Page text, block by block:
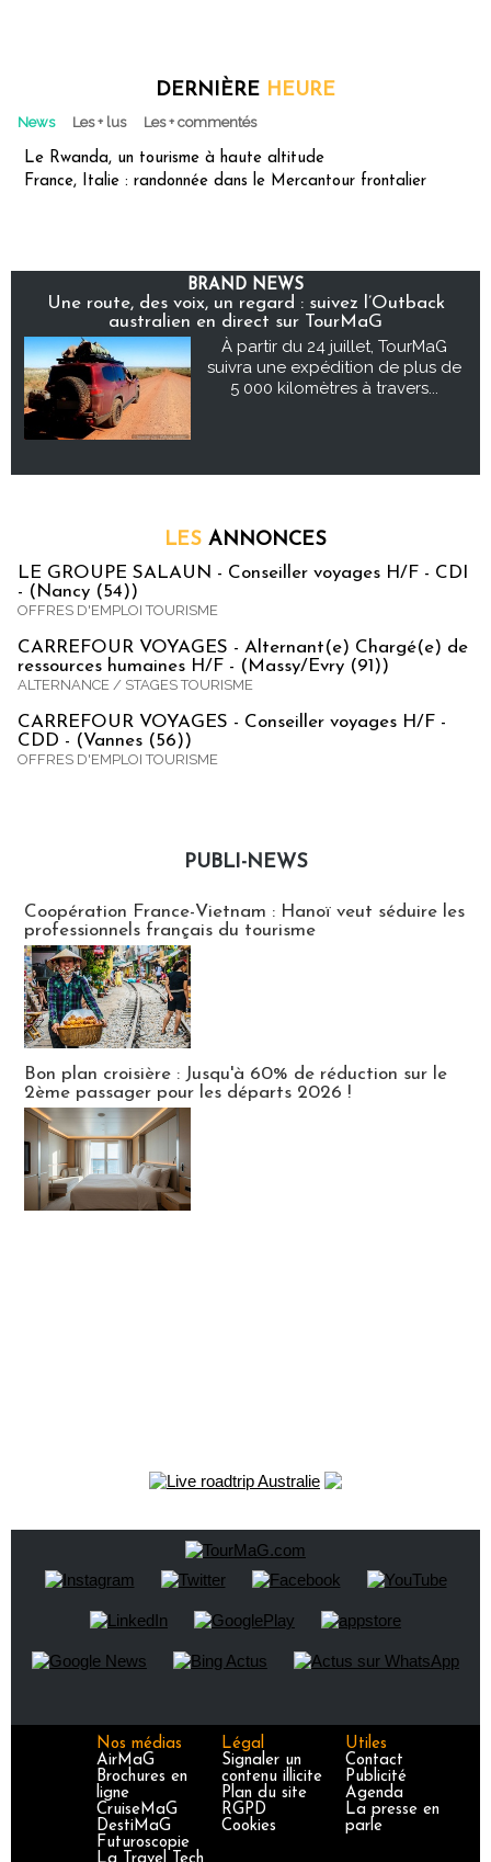
DERNIÈRE HEURE
News Les + lus Les + commentés
Le Rwanda, un tourisme à haute altitude
France, Italie : randonnée dans le Mercantour frontalier
BRAND NEWS
Une route, des voix, un regard : suivez l’Outback
australien en direct sur TourMaG
À partir du 24 juillet, TourMaG
suivra une expédition de plus de
5 000 kilomètres à travers...
LES ANNONCES
LE GROUPE SALAUN - Conseiller voyages H/F - CDI
- (Nancy (54))
OFFRES D'EMPLOI TOURISME
CARREFOUR VOYAGES - Alternant(e) Chargé(e) de
ressources humaines H/F - (Massy/Evry (91))
ALTERNANCE / STAGES TOURISME
CARREFOUR VOYAGES - Conseiller voyages H/F -
CDD - (Vannes (56))
OFFRES D'EMPLOI TOURISME
PUBLI-NEWS
Coopération France-Vietnam : Hanoï veut séduire les
professionnels français du tourisme
Bon plan croisière : Jusqu'à 60% de réduction sur le
2ème passager pour les départs 2026 !
Nos médias
AirMaG
Brochures en
ligne
CruiseMaG
DestiMaG
Futuroscopie
Légal
Signaler un
contenu illicite
Plan du site
RGPD
Cookies
Utiles
Contact
Publicité
Agenda
La presse en
parle